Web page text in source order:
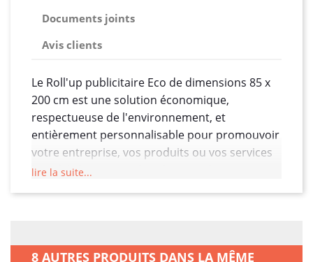
Documents joints
Avis clients
Le Roll'up publicitaire Eco de dimensions 85 x
200 cm est une solution économique,
respectueuse de l'environnement, et
entièrement personnalisable pour promouvoir
votre entreprise, vos produits ou vos services
lors d'événements, de salons ou de
lire la suite...
8 AUTRES PRODUITS DANS LA MÊME